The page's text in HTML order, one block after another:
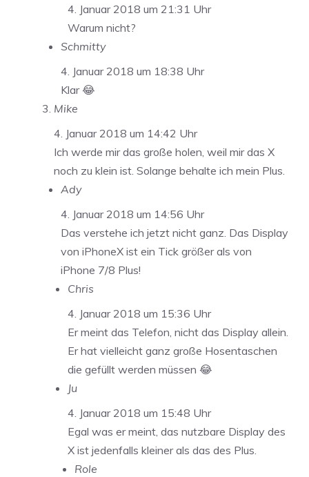
4. Januar 2018 um 21:31 Uhr
Warum nicht?
Schmitty
4. Januar 2018 um 18:38 Uhr
Klar 😂
Mike
4. Januar 2018 um 14:42 Uhr
Ich werde mir das große holen, weil mir das X
noch zu klein ist. Solange behalte ich mein Plus.
Ady
4. Januar 2018 um 14:56 Uhr
Das verstehe ich jetzt nicht ganz. Das Display
von iPhoneX ist ein Tick größer als von
iPhone 7/8 Plus!
Chris
4. Januar 2018 um 15:36 Uhr
Er meint das Telefon, nicht das Display allein.
Er hat vielleicht ganz große Hosentaschen
die gefüllt werden müssen 😂
Ju
4. Januar 2018 um 15:48 Uhr
Egal was er meint, das nutzbare Display des
X ist jedenfalls kleiner als das des Plus.
Role